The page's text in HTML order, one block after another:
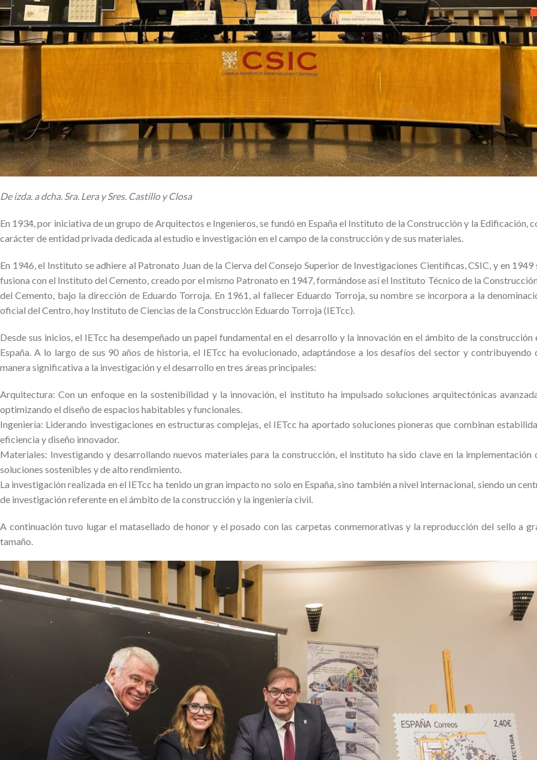
De izda. a dcha. Sra. Lera y Sres. Castillo y Closa
En 1934, por iniciativa de un grupo de Arquitectos e Ingenieros, se fundó en España el Instituto de la Construcción y la Edificación,
carácter de entidad privada dedicada al estudio e investigación en el campo de la construcción y de sus materiales.
En 1946, el Instituto se adhiere al Patronato Juan de la Cierva del Consejo Superior de Investigaciones Científicas, CSIC, y en 1949
fusiona con el Instituto del Cemento, creado por el mismo Patronato en 1947, formándose así el Instituto Técnico de la
del Cemento, bajo la dirección de Eduardo Torroja. En 1961, al fallecer Eduardo Torroja, su nombre se incorpora a la
oficial del Centro, hoy Instituto de Ciencias de la Construcción Eduardo Torroja (IETcc).
Desde sus inicios, el IETcc ha desempeñado un papel fundamental en el desarrollo y la innovación en el ámbito de la construcción
España. A lo largo de sus 90 años de historia, el IETcc ha evolucionado, adaptándose a los desafíos del sector y contribuyendo
manera significativa a la investigación y el desarrollo en tres áreas principales:
Arquitectura: Con un enfoque en la sostenibilidad y la innovación, el instituto ha impulsado soluciones arquitectónicas
optimizando el diseño de espacios habitables y funcionales.
Ingeniería: Liderando investigaciones en estructuras complejas, el IETcc ha aportado soluciones pioneras que combinan
eficiencia y diseño innovador.
Materiales: Investigando y desarrollando nuevos materiales para la construcción, el instituto ha sido clave en la implementación
soluciones sostenibles y de alto rendimiento.
La investigación realizada en el IETcc ha tenido un gran impacto no solo en España, sino también a nivel internacional, siendo un
de investigación referente en el ámbito de la construcción y la ingeniería civil.
A continuación tuvo lugar el matasellado de honor y el posado con las carpetas conmemorativas y la reproducción del sello a
tamaño.